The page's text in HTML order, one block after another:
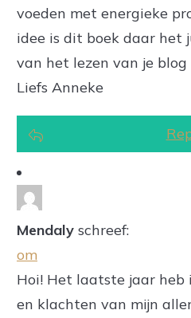
voeden met energieke
idee is dit boek daar het
van het lezen van je blog
Liefs Anneke
Mendaly schreef:
om
Hoi! Het laatste jaar heb
en klachten van mijn